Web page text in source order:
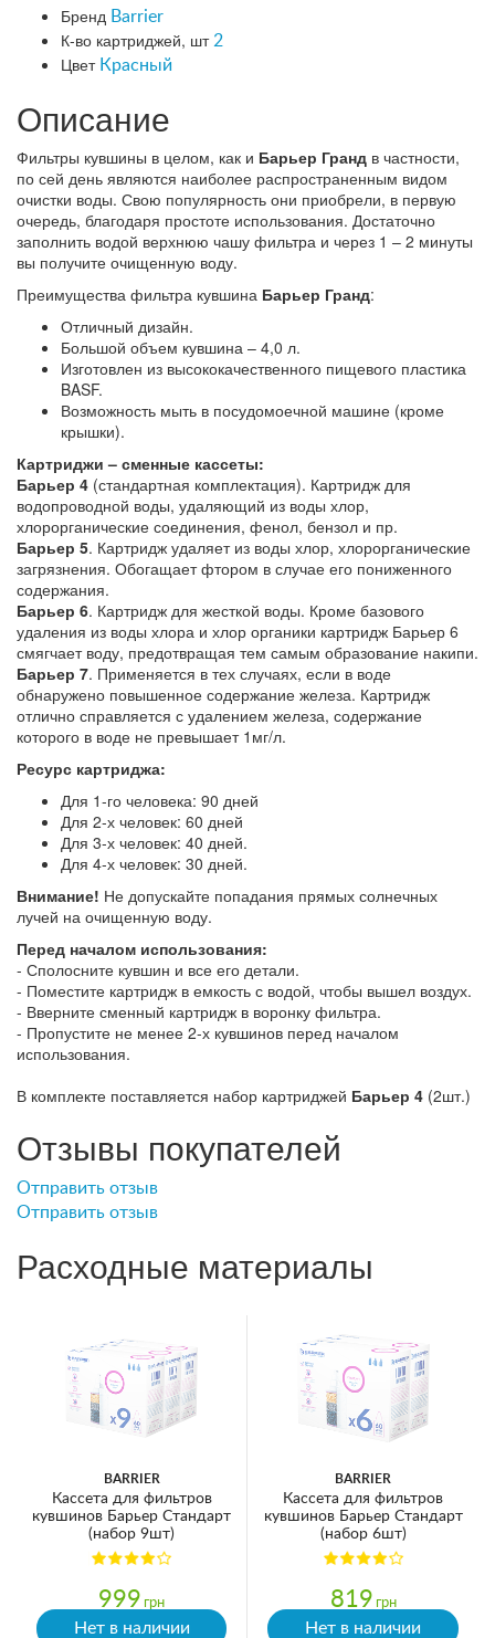
Бренд Barrier
К-во картриджей, шт 2
Цвет Красный
Описание
Фильтры кувшины в целом, как и Барьер Гранд в частности,
по сей день являются наиболее распространенным видом
очистки воды. Свою популярность они приобрели, в первую
очередь, благодаря простоте использования. Достаточно
заполнить водой верхнюю чашу фильтра и через 1 – 2 минуты
вы получите очищенную воду.
Преимущества фильтра кувшина Барьер Гранд:
Отличный дизайн.
Большой объем кувшина – 4,0 л.
Изготовлен из высококачественного пищевого пластика
BASF.
Возможность мыть в посудомоечной машине (кроме
крышки).
Картриджи – сменные кассеты:
Барьер 4 (стандартная комплектация). Картридж для
водопроводной воды, удаляющий из воды хлор,
хлорорганические соединения, фенол, бензол и пр.
Барьер 5. Картридж удаляет из воды хлор, хлорорганические
загрязнения. Обогащает фтором в случае его пониженного
содержания.
Барьер 6. Картридж для жесткой воды. Кроме базового
удаления из воды хлора и хлор органики картридж Барьер 6
смягчает воду, предотвращая тем самым образование накипи.
Барьер 7. Применяется в тех случаях, если в воде
обнаружено повышенное содержание железа. Картридж
отлично справляется с удалением железа, содержание
которого в воде не превышает 1мг/л.
Ресурс картриджа:
Для 1-го человека: 90 дней
Для 2-х человек: 60 дней
Для 3-х человек: 40 дней.
Для 4-х человек: 30 дней.
Внимание! Не допускайте попадания прямых солнечных
лучей на очищенную воду.
Перед началом использования:
- Сполосните кувшин и все его детали.
- Поместите картридж в емкость с водой, чтобы вышел воздух.
- Вверните сменный картридж в воронку фильтра.
- Пропустите не менее 2-х кувшинов перед началом
использования.
В комплекте поставляется набор картриджей Барьер 4 (2шт.)
Отзывы покупателей
Отправить отзыв
Отправить отзыв
Расходные материалы
BARRIER
Кассета для фильтров
кувшинов Барьер Стандарт
(набор 9шт)
999 грн
Нет в наличии
BARRIER
Кассета для фильтров
кувшинов Барьер Стандарт
(набор 6шт)
819 грн
Нет в наличии